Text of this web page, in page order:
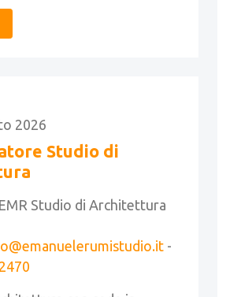
2026
Studio di
Studio di Architettura
-